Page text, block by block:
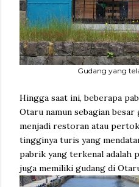
Gudang yang
Hingga saat ini, beberapa
Otaru namun sebagian
menjadi restoran atau
tingginya turis yang
pabrik yang terkenal adalah
juga memiliki gudang di